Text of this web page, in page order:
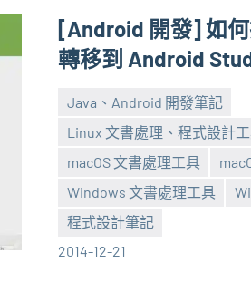
[Android 開發] 如
轉移到 Android
Java、Android 開發筆記
Linux 文書處理、程式設計
macOS 文書處理工具
Windows 文書處理工具
程式設計筆記
2014-12-21
張
海
No
comments